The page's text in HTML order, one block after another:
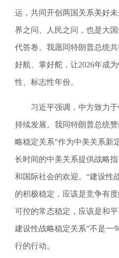
运，共同开创两国关系美好
界之问、人民之问，也是大
代答卷。我愿同特朗普总统
好航、掌好舵，让2026年成
性、标志性年份。
习近平强调，中方致力
持续发展。我同特朗普总统
略稳定关系”作为中美关系新
长时间的中美关系提供战略
和国际社会的欢迎。“建设性
的积极稳定，应该是竞争有
可控的常态稳定，应该是和
建设性战略稳定关系”不是一
行的行动。